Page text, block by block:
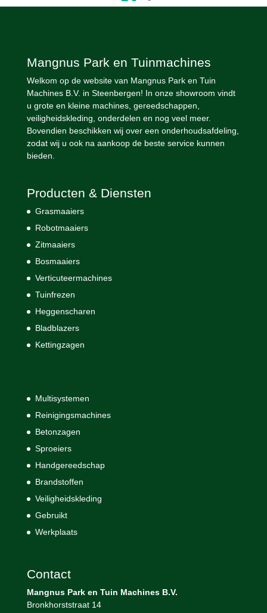
Mangnus Park en Tuinmachines
Welkom op de website van Mangnus Park en Tuin
Machines B.V. in Steenbergen! In onze showroom vindt
u grote en kleine machines, gereedschappen,
veiligheidskleding, onderdelen en nog veel meer.
Bovendien beschikken wij over een onderhoudsafdeling,
zodat wij u ook na aankoop de beste service kunnen
bieden.
Producten & Diensten
Grasmaaiers
Robotmaaiers
Zitmaaiers
Bosmaaiers
Verticuteermachines
Tuinfrezen
Heggenscharen
Bladblazers
Kettingzagen
Multisystemen
Reinigingsmachines
Betonzagen
Sproeiers
Handgereedschap
Brandstoffen
Veiligheidskleding
Gebruikt
Werkplaats
Contact
Mangnus Park en Tuin Machines B.V.
Bronkhorststraat 14